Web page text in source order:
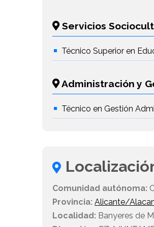
Servicios
Técnico Superior en
Administración y
Técnico en Gestión
Comunidad autónoma:
Provincia: Alicante/
Localidad: Banyeres de